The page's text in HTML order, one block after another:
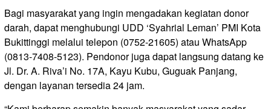
Bagi masyarakat yang ingin mengadakan kegiatan donor
darah, dapat menghubungi UDD ‘Syahrial Leman’ PMI Kota
Bukittinggi melalui telepon (0752-21605) atau WhatsApp
(0813-7408-5123). Pendonor juga dapat langsung datang ke
Jl. Dr. A. Riva’i No. 17A, Kayu Kubu, Guguak Panjang,
dengan layanan tersedia 24 jam.